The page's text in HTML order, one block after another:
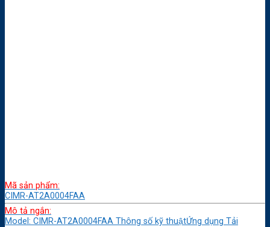
Mã sản phẩm:
CIMR-AT2A0004FAA
Mô tả ngắn:
Model: CIMR-AT2A0004FAA Thông số kỹ thuậtỨng dụng Tải